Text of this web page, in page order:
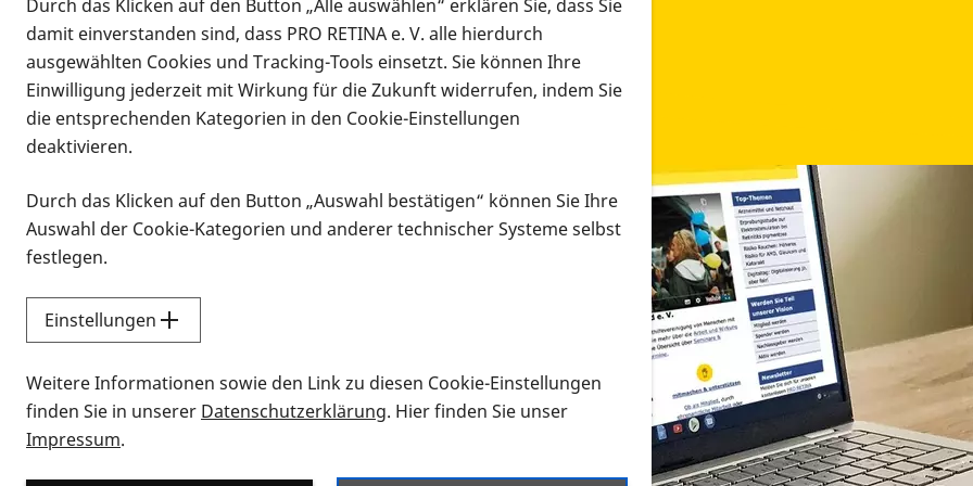
Infomaterial
Infomaterial
Vorlesen
Alle Infomaterialien in verschiedenen Formaten an
Sie möchten wissen, wie Sie nach Infonmaterial suchen und dieses bestellen bzw. herunterladen
Durch das Klicken auf den Button „Alle auswählen“ erklären Sie, dass Sie
damit einverstanden sind, dass PRO RETINA e. V. alle hierdurch
ausgewählten Cookies und Tracking-Tools einsetzt. Sie können Ihre
Einwilligung jederzeit mit Wirkung für die Zukunft widerrufen, indem Sie
die entsprechenden Kategorien in den Cookie-Einstellungen
deaktivieren.
Durch das Klicken auf den Button „Auswahl bestätigen“ können Sie Ihre
Auswahl der Cookie-Kategorien und anderer technischer Systeme selbst
festlegen.
Einstellungen
Weitere Informationen sowie den Link zu diesen Cookie-Einstellungen
finden Sie in unserer Datenschutzerklärung. Hier finden Sie unser
Impressum.